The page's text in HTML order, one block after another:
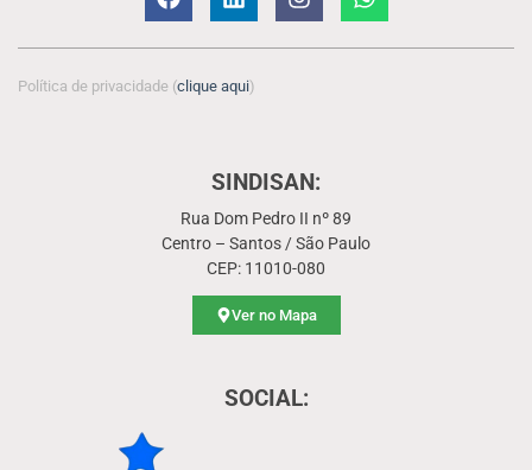
Política de privacidade (clique aqui)
SINDISAN:
Rua Dom Pedro II nº 89
Centro – Santos / São Paulo
CEP: 11010-080
Ver no Mapa
SOCIAL: